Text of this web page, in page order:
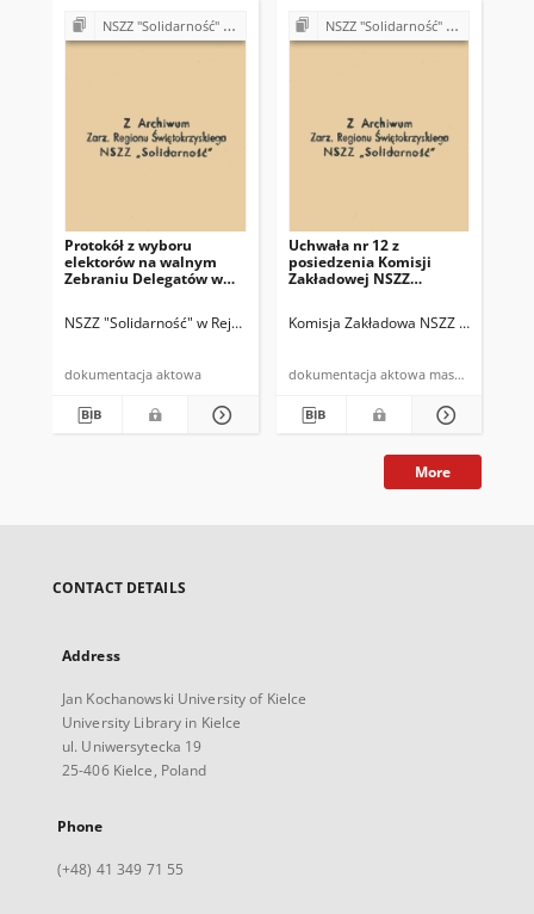
NSZZ "Solidarność" w Rejonie Budowy Dróg w Kielcach (Komisje Oddziałowe, wybory, sprawy pracownicze)
Protokół z wyboru
elektorów na walnym
Zebraniu Delegatów w
NSZZ "Solidarność" w Rejonie Budowy Dróg w Kielcach Komisja
dokumentacja aktowa
NSZZ "Solidarność" w Rejonie Budowy Dróg w Kielcach
Uchwała nr 12 z
posiedzenia Komisji
Zakładowej NSZZ
Komisja Zakładowa NSZZ
dokumentacja aktowa maszynopis
More
CONTACT DETAILS
Address
Jan Kochanowski University of Kielce
University Library in Kielce
ul. Uniwersytecka 19
25-406 Kielce, Poland
Phone
(+48) 41 349 71 55